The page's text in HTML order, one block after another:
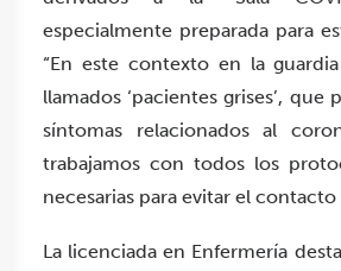
especialmente preparada para
“En este contexto en la
llamados ‘pacientes grises’, que
síntomas relacionados al
trabajamos con todos los
necesarias para evitar el contacto
La licenciada en Enfermería